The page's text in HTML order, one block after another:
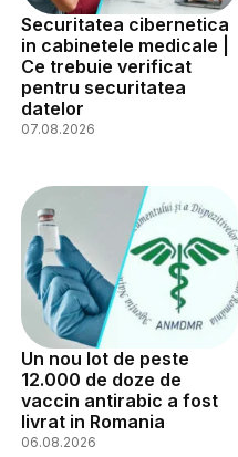
Securitatea cibernetica
in cabinetele medicale |
Ce trebuie verificat
pentru securitatea
datelor
07.08.2026
Un nou lot de peste
12.000 de doze de
vaccin antirabic a fost
livrat in Romania
06.08.2026